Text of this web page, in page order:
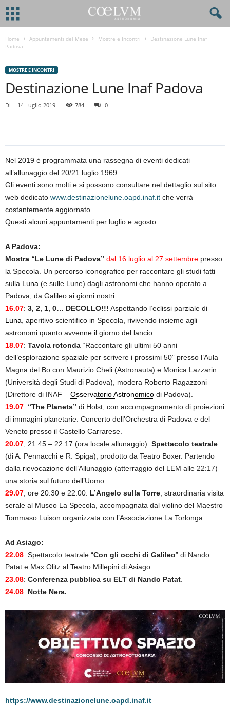
Home Appuntamenti del Mese Mostre e Incontri
Destinazione Lune Inaf
Padova
MOSTRE E INCONTRI
Destinazione Lune Inaf Padova
Di - 14 Luglio 2019 784 0
Nel 2019 è programmata una rassegna di eventi dedicati
all’allunaggio del 20/21 luglio 1969.
Gli eventi sono molti e si possono consultare nel dettaglio sul sito
web dedicato www.destinazionelune.oapd.inaf.it che verrà
costantemente aggiornato.
Questi alcuni appuntamenti per luglio e agosto:
A Padova:
Mostra “Le Lune di Padova” dal 16 luglio al 27 settembre presso
la Specola. Un percorso iconografico per raccontare gli studi fatti
sulla Luna (e sulle Lune) dagli astronomi che hanno operato a
Padova, da Galileo ai giorni nostri.
16.07: 3, 2, 1, 0… DECOLLO!!! Aspettando l’eclissi parziale di
Luna , aperitivo scientifico in Specola, rivivendo insieme agli
astronomi quanto avvenne il giorno del lancio.
18.07: Tavola rotonda “Raccontare gli ultimi 50 anni
dell’esplorazione spaziale per scrivere i prossimi 50” presso l’Aula
Magna del Bo con Maurizio Cheli (Astronauta) e Monica Lazzarin
(Università degli Studi di Padova), modera Roberto Ragazzoni
(Direttore di INAF – Osservatorio Astronomico di Padova).
19.07: “The Planets” di Holst, con accompagnamento di proiezioni
di immagini planetarie. Concerto dell’Orchestra di Padova e del
Veneto presso il Castello Carrarese.
20.07 , 21:45 – 22:17 (ora locale allunaggio): Spettacolo teatrale
(di A. Pennacchi e R. Spiga), prodotto da Teatro Boxer. Partendo
dalla rievocazione dell’Allunaggio (atterraggio del LEM alle 22:17)
una storia sul futuro dell’Uomo..
29.07 , ore 20:30 e 22:00: L’Angelo sulla Torre , straordinaria visita
serale al Museo La Specola, accompagnata dal violino del Maestro
Tommaso Luison organizzata con l’Associazione La Torlonga.
Ad Asiago:
22.08: Spettacolo teatrale “Con gli occhi di Galileo” di Nando
Patat e Max Olitz al Teatro Millepini di Asiago.
23.08: Conferenza pubblica su ELT di Nando Patat
24.08: Notte Nera.
https://www.destinazionelune.oapd.inaf.it